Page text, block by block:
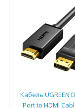
Кабель UGREEN
Port to HDMI